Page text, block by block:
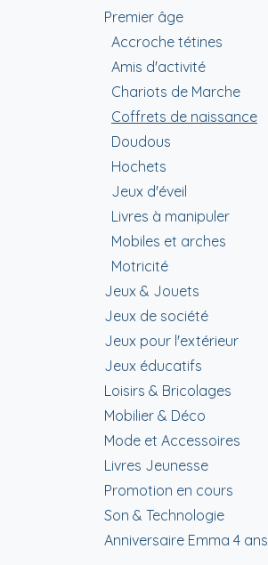
Premier âge
Accroche tétines
Amis d'activité
Chariots de Marche
Coffrets de naissance
Doudous
Hochets
Jeux d'éveil
Livres à manipuler
Mobiles et arches
Motricité
Jeux & Jouets
Jeux de société
Jeux pour l'extérieur
Jeux éducatifs
Loisirs & Bricolages
Mobilier & Déco
Mode et Accessoires
Livres Jeunesse
Promotion en cours
Son & Technologie
Anniversaire Emma 4 ans